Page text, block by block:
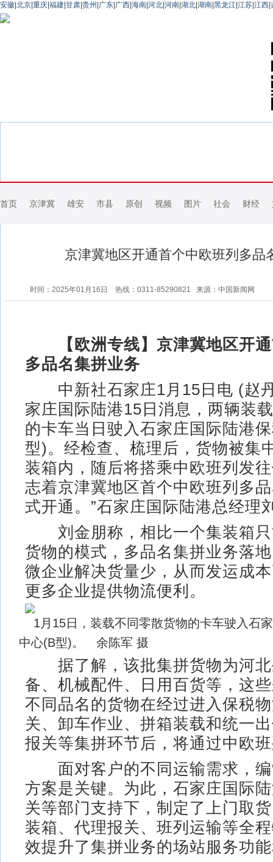
安徽 北京 重庆 福建 甘肃 贵州 广东 广西 海南 河北 河南 湖北 湖南 黑龙江 江苏 江西
首页 京津冀 雄安 市县 原创 视频 图片 社会 财经
京津冀地区开通首个中欧班列多品
时间：2025年01月16日 热线：0311-85290821 来源：中国新闻网
【欧洲专线】京津冀地区开
多品名集拼业务
中新社石家庄1月15日电 (赵
家庄国际陆港15日消息，两辆装
的卡车当日驶入石家庄国际陆港
型)。经检查、梳理后，货物被集
装箱内，随后将搭乘中欧班列发
志着京津冀地区首个中欧班列多
式开通。”石家庄国际陆港总经理
刘金朋称，相比一个集装箱只
货物的模式，多品名集拼业务落
微企业解决货量少，从而发运成
更多企业提供物流便利。
1月15日，装载不同零散货物的卡车驶入石
中心(B型)。 余陈军 摄
据了解，该批集拼货物为河北
备、机械配件、日用百货等，这
不同品名的货物在经过进入保税
关、卸车作业、拼箱装载和统一
报关等集拼环节后，将通过中欧
面对客户的不同运输需求，编
方案是关键。为此，石家庄国际
关等部门支持下，制定了上门取
装箱、代理报关、班列运输等全
效提升了集拼业务的场站服务功